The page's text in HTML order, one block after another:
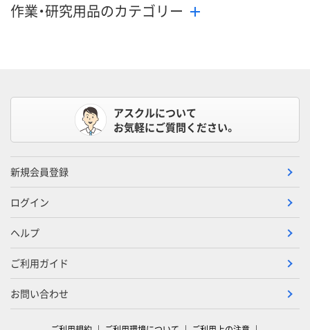
作業・研究用品のカテゴリー
アスクルについて
お気軽にご質問ください。
新規会員登録
ログイン
ヘルプ
ご利用ガイド
お問い合わせ